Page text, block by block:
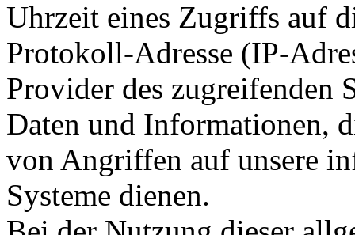
Uhrzeit eines Zugriffs auf
Protokoll-Adresse (IP-
Provider des zugreifenden
Daten und Informationen,
von Angriffen auf unsere
Systeme dienen.